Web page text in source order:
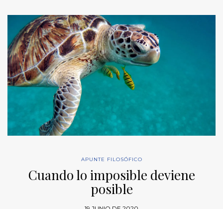
APUNTE FILOSÓFICO
Cuando lo imposible deviene
posible